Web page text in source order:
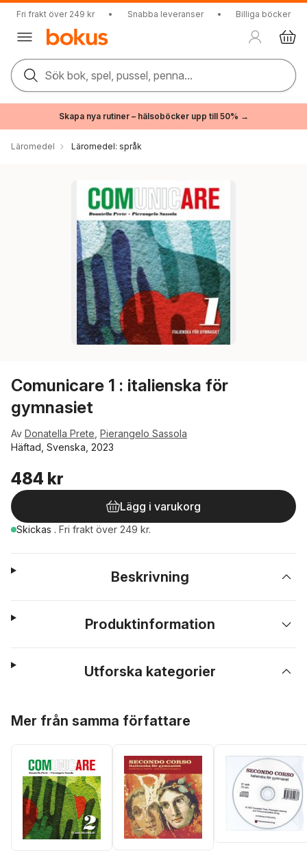
Fri frakt över 249 kr • Snabba leveranser • Billiga böcker
Sök bok, spel, pussel, penna...
Skapa nya rutiner – hälsoböcker upp till 50% →
Läromedel Läromedel: språk
Comunicare 1 : italienska för
gymnasiet
Av Donatella Prete Pierangelo Sassola
Häftad, Svenska, 2023
484 kr
Lägg i varukorg
Skickas . Fri frakt över 249 kr.
Beskrivning
Produktinformation
Utforska kategorier
Mer från samma författare